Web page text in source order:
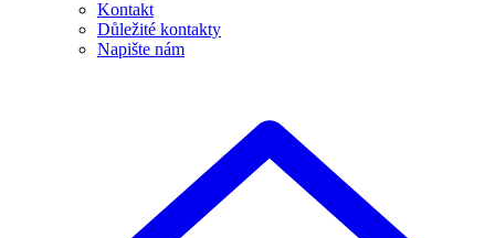
Kontakt
Důležité kontakty
Napište nám